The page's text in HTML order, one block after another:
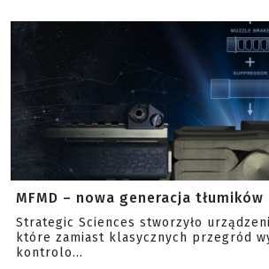
MFMD – nowa generacja tłumików
Strategic Sciences stworzyło
które zamiast klasycznych przegród
kontrolo...